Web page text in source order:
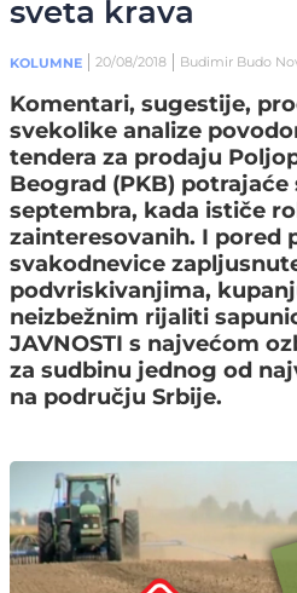
sveta krava
KOLUMNE 20/08/2018 Budimir Budo
Komentari, sugestije,
svekolike analize
tendera za prodaju
Beograd (PKB) potrajaće
septembra, kada ističe
zainteresovanih. I pored
svakodnevice
podvriskivanjima,
neizbežnim rijaliti
JAVNOSTI s najvećom
za sudbinu jednog od
na području Srbije.